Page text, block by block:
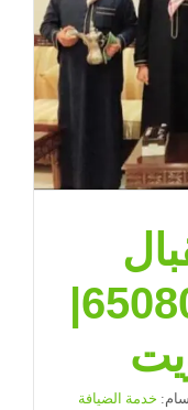
|
ضيافة
الكويت
مغلقة
الكويت | 65080771|
خدمة الضيافة